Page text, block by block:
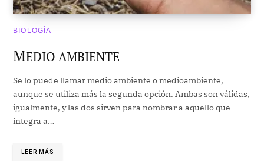
BIOLOGÍA
MEDIO AMBIENTE
Se lo puede llamar medio ambiente o medioambiente,
aunque se utiliza más la segunda opción. Ambas son válidas,
igualmente, y las dos sirven para nombrar a aquello que
integra a…
LEER MÁS